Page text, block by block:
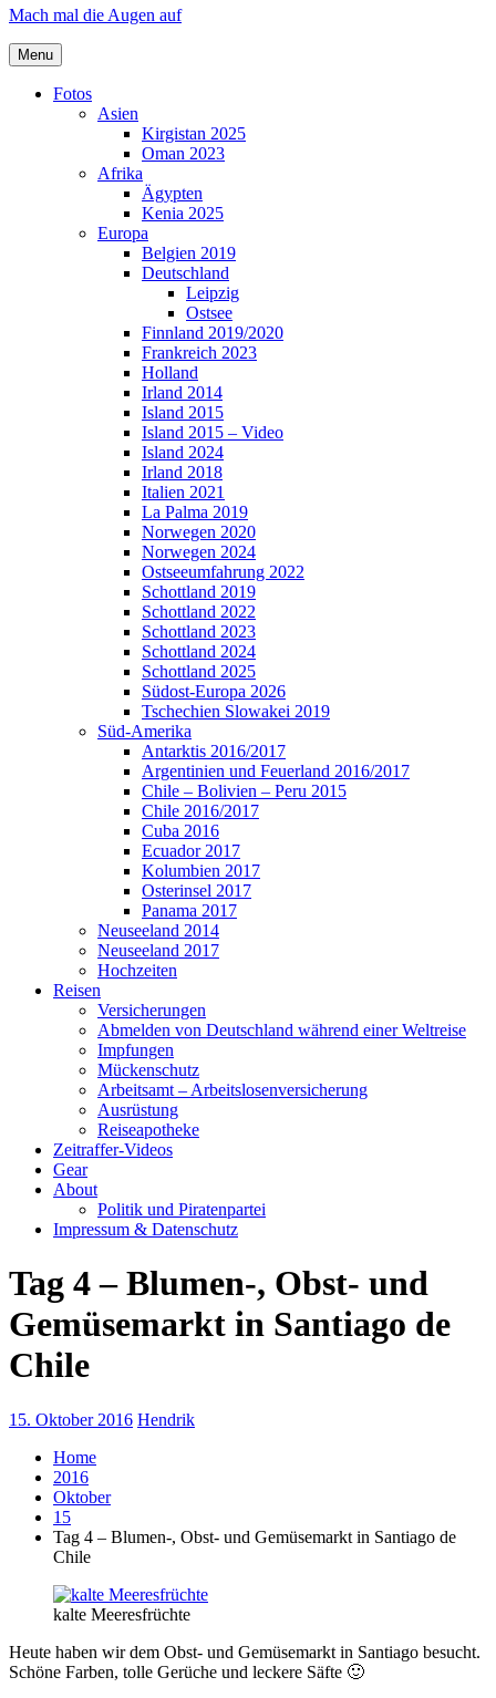
Mach mal die Augen auf
Menu
Fotos
Asien
Kirgistan 2025
Oman 2023
Afrika
Ägypten
Kenia 2025
Europa
Belgien 2019
Deutschland
Leipzig
Ostsee
Finnland 2019/2020
Frankreich 2023
Holland
Irland 2014
Island 2015
Island 2015 – Video
Island 2024
Irland 2018
Italien 2021
La Palma 2019
Norwegen 2020
Norwegen 2024
Ostseeumfahrung 2022
Schottland 2019
Schottland 2022
Schottland 2023
Schottland 2024
Schottland 2025
Südost-Europa 2026
Tschechien Slowakei 2019
Süd-Amerika
Antarktis 2016/2017
Argentinien und Feuerland 2016/2017
Chile – Bolivien – Peru 2015
Chile 2016/2017
Cuba 2016
Ecuador 2017
Kolumbien 2017
Osterinsel 2017
Panama 2017
Neuseeland 2014
Neuseeland 2017
Hochzeiten
Reisen
Versicherungen
Abmelden von Deutschland während einer Weltreise
Impfungen
Mückenschutz
Arbeitsamt – Arbeitslosenversicherung
Ausrüstung
Reiseapotheke
Zeitraffer-Videos
Gear
About
Politik und Piratenpartei
Impressum & Datenschutz
Tag 4 – Blumen-, Obst- und
Gemüsemarkt in Santiago de
Chile
15. Oktober 2016 Hendrik
Home
2016
Oktober
15
Tag 4 – Blumen-, Obst- und Gemüsemarkt in Santiago de
Chile
kalte Meeresfrüchte
Heute haben wir dem Obst- und Gemüsemarkt in Santiago besucht.
Schöne Farben, tolle Gerüche und leckere Säfte 🙂